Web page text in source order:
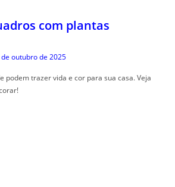
com plantas
outubro de 2025
podem trazer vida e cor para sua casa. Veja